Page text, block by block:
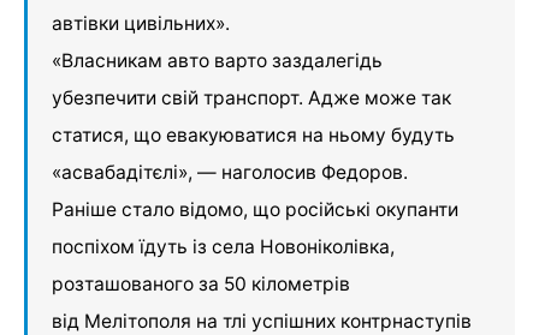
автівки цивільних».
«Власникам авто варто заздалегідь
убезпечити свій транспорт. Адже може так
статися, що евакуюватися на ньому будуть
«асвабадітєлі», — наголосив Федоров.
Раніше стало відомо, що російські окупанти
поспіхом їдуть із села Новоніколівка,
розташованого за 50 кілометрів
від Мелітополя на тлі успішних контрнаступів